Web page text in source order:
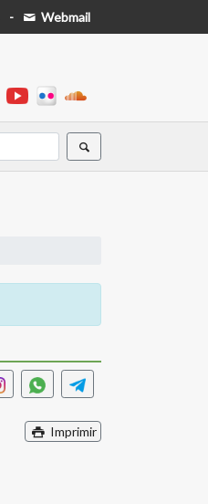
- Webmail
Imprimir